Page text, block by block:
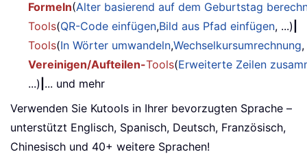
Formeln(Alter basierend auf dem Geburtstag
Tools(QR-Code einfügen,Bild aus Pfad einfügen, ...)
Tools(In Wörter umwandeln,Wechselkursumrechnung
Vereinigen/Aufteilen-Tools(Erweiterte Zeilen
...) ... und mehr
Verwenden Sie Kutools in Ihrer bevorzugten Sprache –
unterstützt Englisch, Spanisch, Deutsch, Französisch,
Chinesisch und 40+ weitere Sprachen!